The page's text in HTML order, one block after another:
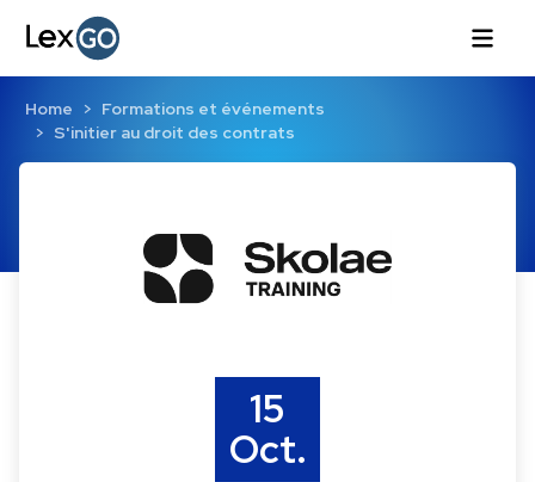
Home
Formations et événements
S'initier au droit des contrats
15
Oct.